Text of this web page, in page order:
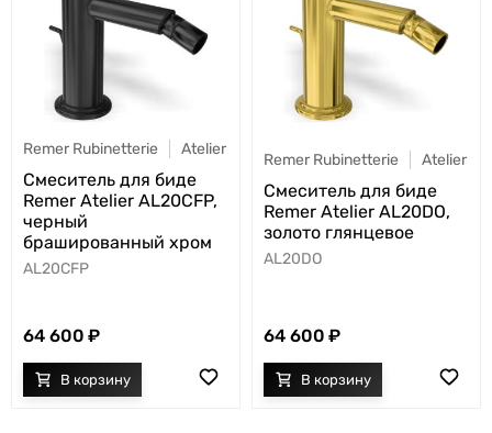
Remer Rubinetterie Atelier
Смеситель для биде
Remer Atelier AL20CFP,
черный
брашированный хром
AL20CFP
64 600
Remer Rubinetterie Atelier
Смеситель для биде
Remer Atelier AL20DO,
золото глянцевое
AL20DO
64 600